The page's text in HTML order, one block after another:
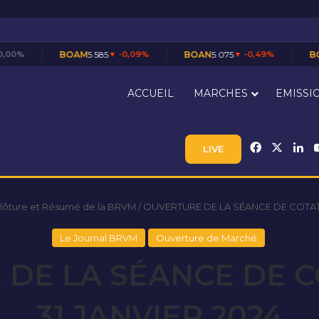
5 585 ▼ -0,09% BOAN5 075 ▼ -0,49% BOAS7 600 ▼ -
ACCUEIL MARCHES
LIVE Facebook
et Résumé de la BRVM / OUVERTURE DE LA SÉANCE DE
Le Journal BRVM Ouverture de Marché